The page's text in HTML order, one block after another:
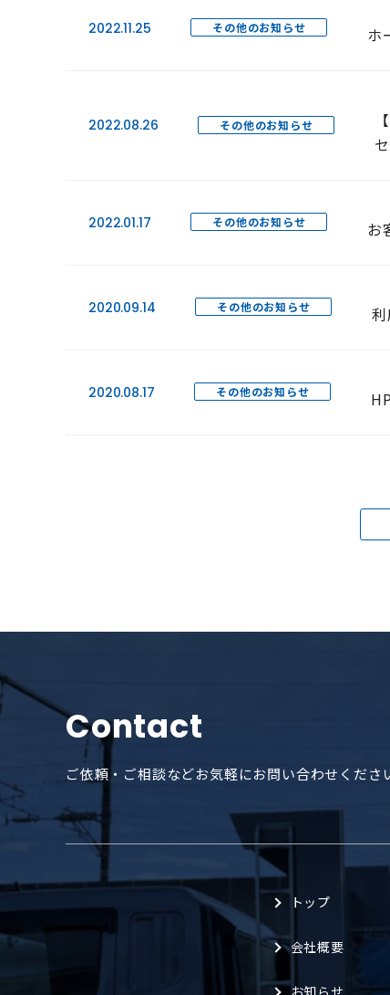
2022.11.25 その他のお知らせ ホ
2022.08.26 その他のお知らせ
2022.01.17 その他のお知らせ お
2020.09.14 その他のお知らせ
2020.08.17 その他のお知らせ
Contact
ご依頼・ご相談などお気軽にお問い合わせくださ
トップ
会社概要
お知らせ